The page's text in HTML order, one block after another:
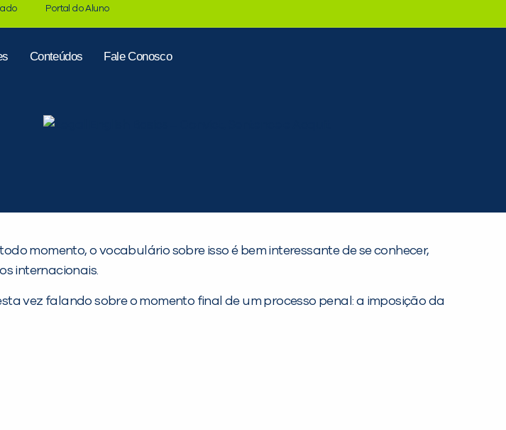
Portal do Aluno
Conteúdos Fale Conosco
momento, o vocabulário sobre isso é bem interessante de se conhecer,
internacionais.
vez falando sobre o momento final de um processo penal: a imposição da